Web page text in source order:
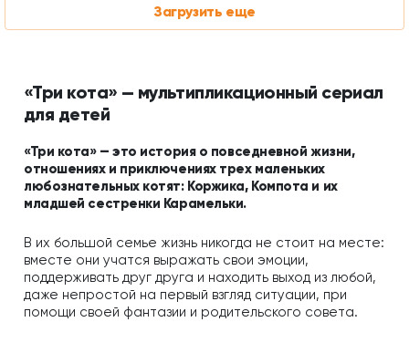
Загрузить еще
«Три кота» — мультипликационный сериал
для детей
«Три кота» — это история о повседневной жизни,
отношениях и приключениях трех маленьких
любознательных котят: Коржика, Компота и их
младшей сестренки Карамельки.
В их большой семье жизнь никогда не стоит на месте:
вместе они учатся выражать свои эмоции,
поддерживать друг друга и находить выход из любой,
даже непростой на первый взгляд ситуации, при
помощи своей фантазии и родительского совета.